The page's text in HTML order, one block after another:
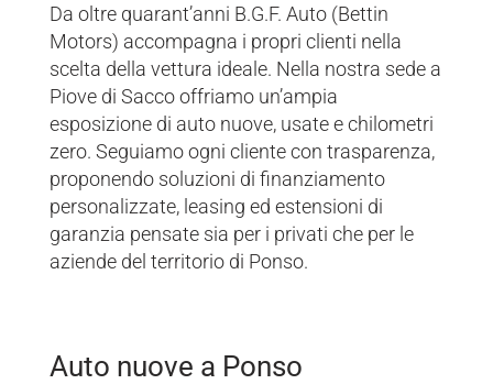
Da oltre quarant’anni B.G.F. Auto (Bettin
Motors) accompagna i propri clienti nella
scelta della vettura ideale. Nella nostra sede a
Piove di Sacco offriamo un’ampia
esposizione di auto nuove, usate e chilometri
zero. Seguiamo ogni cliente con trasparenza,
proponendo soluzioni di finanziamento
personalizzate, leasing ed estensioni di
garanzia pensate sia per i privati che per le
aziende del territorio di Ponso.
Auto nuove a Ponso